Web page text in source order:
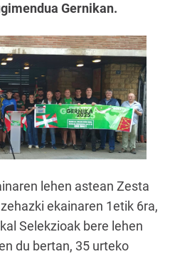
Gernikan.
lehen astean Zesta
ekainaren 1etik 6ra,
Selekzioak bere lehen
du bertan, 35 urteko